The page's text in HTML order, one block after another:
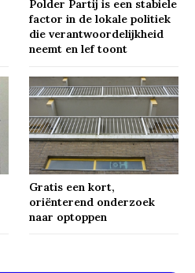
Polder Partij is een stabiele
factor in de lokale politiek
die verantwoordelijkheid
neemt en lef toont
Gratis een kort,
oriënterend onderzoek
naar optoppen